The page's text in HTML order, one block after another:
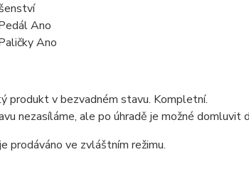
Ano
Ano
produkt v bezvadném stavu. Kompletní.
nezasíláme, ale po úhradě je možné
prodáváno ve zvláštním režimu.